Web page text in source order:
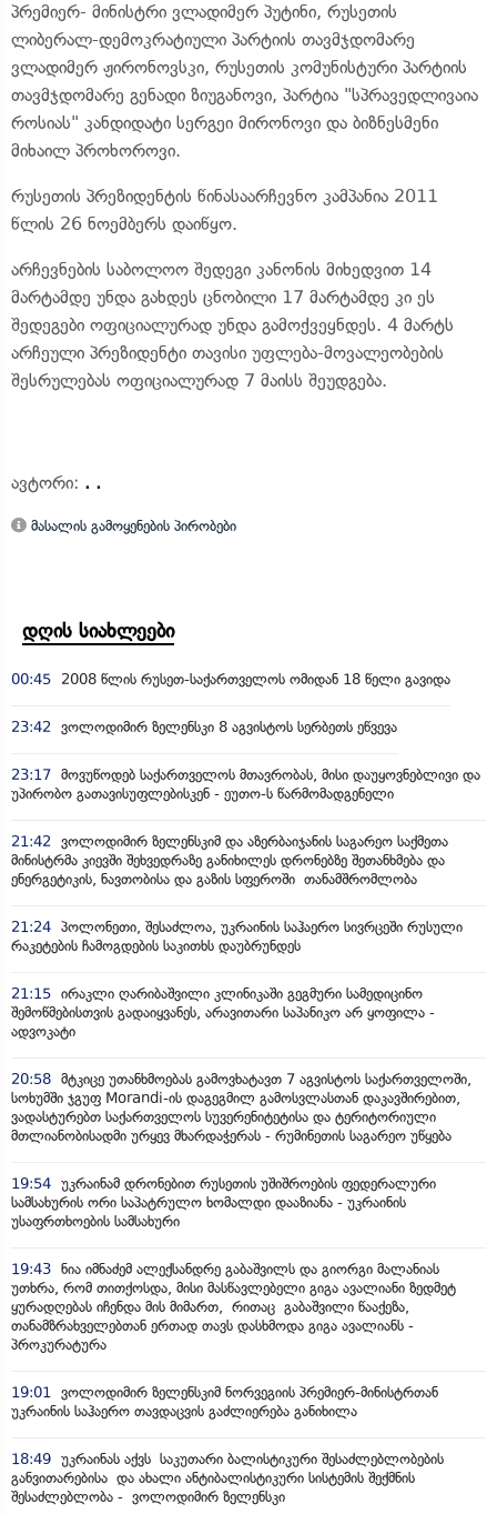
პრემიერ- მინისტრი ვლადიმერ პუტინი, რუსეთის
ლიბერალ-დემოკრატიული პარტიის თავმჯდომარე
ვლადიმერ ჟირონოვსკი, რუსეთის კომუნისტური პარტიის
თავმჯდომარე გენადი ზიუგანოვი, პარტია "სპრავედლივაია
როსიას" კანდიდატი სერგეი მირონოვი და ბიზნესმენი
მიხაილ პროხოროვი.
რუსეთის პრეზიდენტის წინასაარჩევნო კამპანია 2011
წლის 26 ნოემბერს დაიწყო.
არჩევნების საბოლოო შედეგი კანონის მიხედვით 14
მარტამდე უნდა გახდეს ცნობილი 17 მარტამდე კი ეს
შედეგები ოფიციალურად უნდა გამოქვეყნდეს. 4 მარტს
არჩეული პრეზიდენტი თავისი უფლება-მოვალეობების
შესრულებას ოფიციალურად 7 მაისს შეუდგება.
ავტორი: . .
მასალის გამოყენების პირობები
დღის სიახლეები
00:45 2008 წლის რუსეთ-საქართველოს ომიდან 18 წელი გავიდა
23:42 ვოლოდიმირ ზელენსკი 8 აგვისტოს სერბეთს ეწვევა
23:17 მოვუწოდებ საქართველოს მთავრობას, მისი დაუყოვნებლივი და
უპირობო გათავისუფლებისკენ - ეუთო-ს წარმომადგენელი
21:42 ვოლოდიმირ ზელენსკიმ და აზერბაიჯანის საგარეო საქმეთა
მინისტრმა კიევში შეხვედრაზე განიხილეს დრონებზე შეთანხმება და
ენერგეტიკის, ნავთობისა და გაზის სფეროში თანამშრომლობა
21:24 პოლონეთი, შესაძლოა, უკრაინის საჰაერო სივრცეში რუსული
რაკეტების ჩამოგდების საკითხს დაუბრუნდეს
21:15 ირაკლი ღარიბაშვილი კლინიკაში გეგმური სამედიცინო
შემოწმებისთვის გადაიყვანეს, არავითარი საპანიკო არ ყოფილა -
ადვოკატი
20:58 მტკიცე უთანხმოებას გამოვხატავთ 7 აგვისტოს საქართველოში,
სოხუმში ჯგუფ Morandi-ის დაგეგმილ გამოსვლასთან დაკავშირებით,
ვადასტურებთ საქართველოს სუვერენიტეტისა და ტერიტორიული
მთლიანობისადმი ურყევ მხარდაჭერას - რუმინეთის საგარეო უწყება
19:54 უკრაინამ დრონებით რუსეთის უშიშროების ფედერალური
სამსახურის ორი საპატრულო ხომალდი დააზიანა - უკრაინის
უსაფრთხოების სამსახური
19:43 ნია იმნაძემ ალექსანდრე გაბაშვილს და გიორგი მალანიას
უთხრა, რომ თითქოსდა, მისი მასწავლებელი გიგა ავალიანი ზედმეტ
ყურადღებას იჩენდა მის მიმართ, რითაც გაბაშვილი წააქეზა,
თანამზრახველებთან ერთად თავს დასხმოდა გიგა ავალიანს -
პროკურატურა
19:01 ვოლოდიმირ ზელენსკიმ ნორვეგიის პრემიერ-მინისტრთან
უკრაინის საჰაერო თავდაცვის გაძლიერება განიხილა
18:49 უკრაინას აქვს საკუთარი ბალისტიკური შესაძლებლობების
განვითარებისა და ახალი ანტიბალისტიკური სისტემის შექმნის
შესაძლებლობა - ვოლოდიმირ ზელენსკი